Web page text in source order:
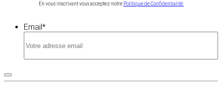
En vous inscrivant vous acceptez notre Politique de Confidentialité.
Email*